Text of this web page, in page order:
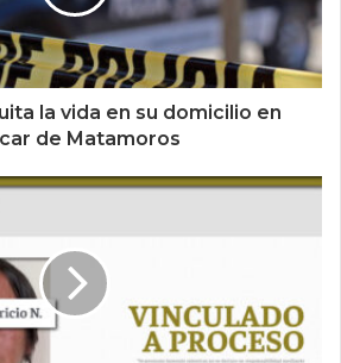
la vida en su domicilio en
de Matamoros